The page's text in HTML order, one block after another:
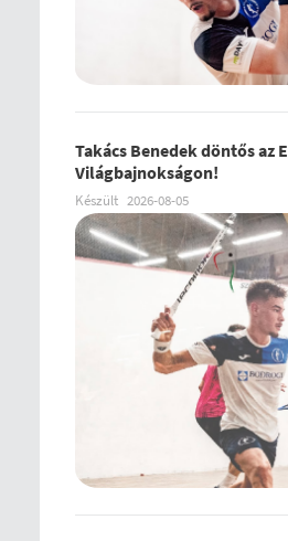
Takács Benedek döntős az
Világbajnokságon!
Készült 2026-08-05